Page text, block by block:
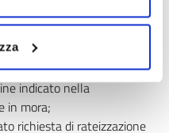
per morosità, in
di costituzione in mora
indicato nella
in mora;
richiesta di rateizzazione